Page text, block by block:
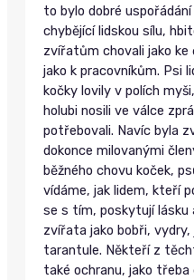
to bylo dobré
chybějící lidskou sílu,
zvířatům chovali jako ke
jako k pracovníkům. Psi
kočky lovily v polích
holubi nosili ve válce
potřebovali. Navíc byla
dokonce milovanými
běžného chovu koček,
vídáme, jak lidem, kteří
se s tím, poskytují lásku
zvířata jako bobři,
tarantule. Někteří z
také ochranu, jako třeba